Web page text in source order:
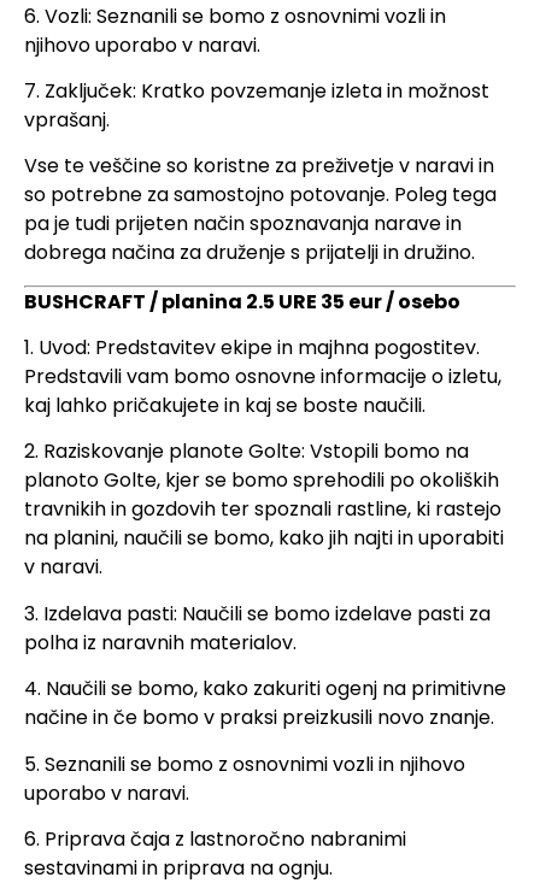
6. Vozli: Seznanili se bomo z osnovnimi vozli in
njihovo uporabo v naravi.
7. Zaključek: Kratko povzemanje izleta in možnost
vprašanj.
Vse te veščine so koristne za preživetje v naravi in
so potrebne za samostojno potovanje. Poleg tega
pa je tudi prijeten način spoznavanja narave in
dobrega načina za druženje s prijatelji in družino.
BUSHCRAFT / planina 2.5 URE 35 eur / osebo
1. Uvod: Predstavitev ekipe in majhna pogostitev.
Predstavili vam bomo osnovne informacije o izletu,
kaj lahko pričakujete in kaj se boste naučili.
2. Raziskovanje planote Golte: Vstopili bomo na
planoto Golte, kjer se bomo sprehodili po okoliških
travnikih in gozdovih ter spoznali rastline, ki rastejo
na planini, naučili se bomo, kako jih najti in uporabiti
v naravi.
3. Izdelava pasti: Naučili se bomo izdelave pasti za
polha iz naravnih materialov.
4. Naučili se bomo, kako zakuriti ogenj na primitivne
načine in če bomo v praksi preizkusili novo znanje.
5. Seznanili se bomo z osnovnimi vozli in njihovo
uporabo v naravi.
6. Priprava čaja z lastnoročno nabranimi
sestavinami in priprava na ognju.